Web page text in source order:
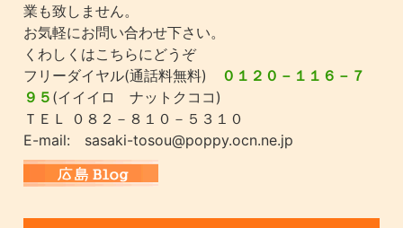
業も致しません。
お気軽にお問い合わせ下さい。
くわしくはこちらにどうぞ
フリーダイヤル(通話料無料)
０１２０－１１６－７
９５ (イイイロ ナットクココ)
ＴＥＬ ０８２－８１０－５３１０
E-mail: sasaki-tosou@poppy.ocn.ne.jp